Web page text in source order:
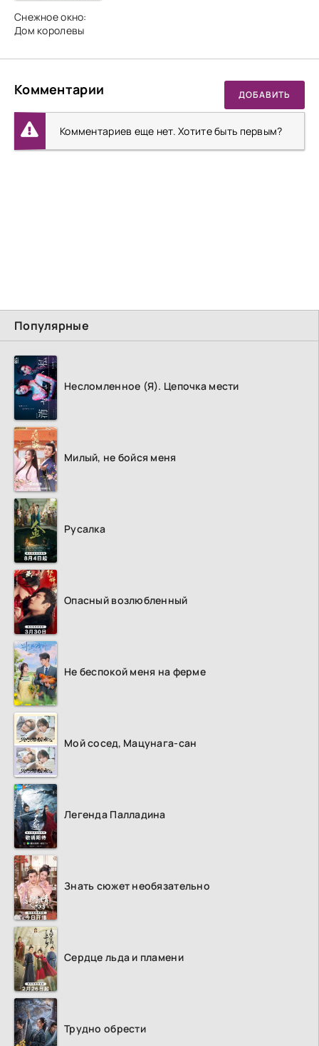
Популярные
Несломленное (Я). Цепочка мести
Милый, не бойся меня
Русалка
Опасный возлюбленный
Не беспокой меня на ферме
Мой сосед, Мацунага-сан
Легенда Палладина
Знать сюжет необязательно
Сердце льда и пламени
Трудно обрести
Снежное окно:
Дом королевы
Комментарии ДОБАВИТЬ
Комментариев еще нет. Хотите быть первым?